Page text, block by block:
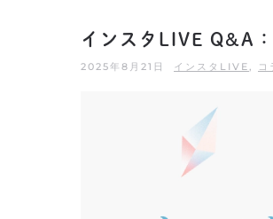
インスタLIVE Q&A
2025年8月21日 インスタLIVE コ